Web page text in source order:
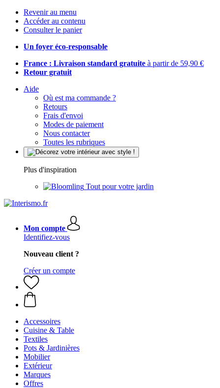
Revenir au menu
Accéder au contenu
Consulter le panier
Un foyer éco-responsable
France : Livraison standard gratuite à partir de 59,90 €
Retour gratuit
Aide
Où est ma commande ?
Retours
Frais d'envoi
Modes de paiement
Nous contacter
Toutes les rubriques
Plus d'inspiration
Tout pour votre jardin
Mon compte
Identifiez-vous
Nouveau client ?
Créer un compte
Accessoires
Cuisine & Table
Textiles
Pots & Jardinières
Mobilier
Extérieur
Marques
Offres